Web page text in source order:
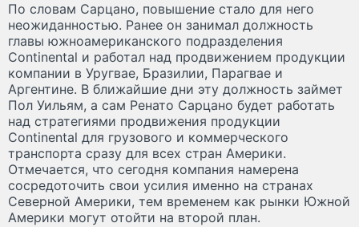
По словам Сарцано, повышение стало для него
неожиданностью. Ранее он занимал должность
главы южноамериканского подразделения
Continental и работал над продвижением продукции
компании в Уругвае, Бразилии, Парагвае и
Аргентине. В ближайшие дни эту должность займет
Пол Уильям, а сам Ренато Сарцано будет работать
над стратегиями продвижения продукции
Continental для грузового и коммерческого
транспорта сразу для всех стран Америки.
Отмечается, что сегодня компания намерена
сосредоточить свои усилия именно на странах
Северной Америки, тем временем как рынки Южной
Америки могут отойти на второй план.